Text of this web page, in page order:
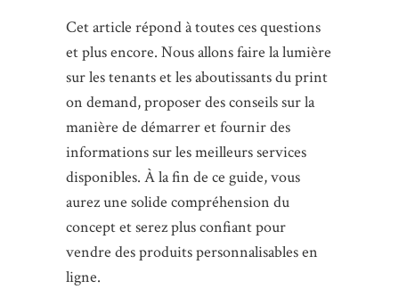
Cet article répond à toutes ces questions
et plus encore. Nous allons faire la lumière
sur les tenants et les aboutissants du print
on demand, proposer des conseils sur la
manière de démarrer et fournir des
informations sur les meilleurs services
disponibles. À la fin de ce guide, vous
aurez une solide compréhension du
concept et serez plus confiant pour
vendre des produits personnalisables en
ligne.